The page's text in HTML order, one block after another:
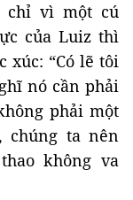
chỉ vì một cú
của Luiz thì
xúc: “Có lẽ tôi
nó cần phải
phải một
chúng ta nên
không va